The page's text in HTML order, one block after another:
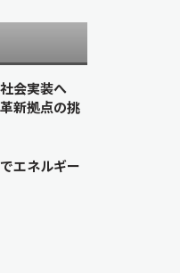
会実装へ
新拠点の挑
エネルギー